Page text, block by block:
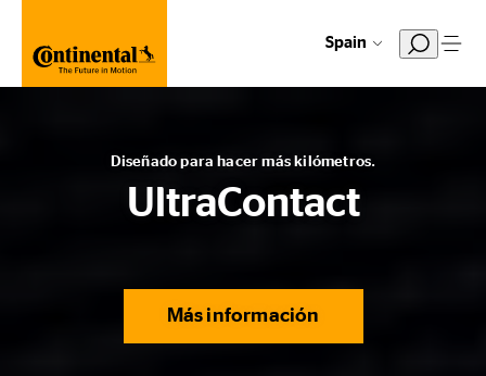
Spain
Diseñado para hacer más kilómetros.
UltraContact
Más información